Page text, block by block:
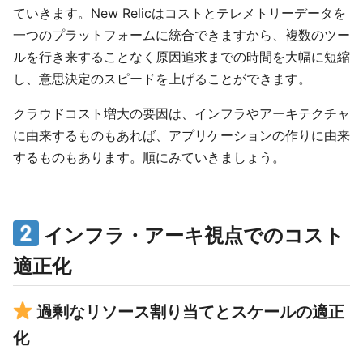
ていきます。New Relicはコストとテレメトリーデータを
一つのプラットフォームに統合できますから、複数のツー
ルを行き来することなく原因追求までの時間を大幅に短縮
し、意思決定のスピードを上げることができます。
クラウドコスト増大の要因は、インフラやアーキテクチャ
に由来するものもあれば、アプリケーションの作りに由来
するものもあります。順にみていきましょう。
インフラ・アーキ視点でのコスト
適正化
過剰なリソース割り当てとスケールの適正
化